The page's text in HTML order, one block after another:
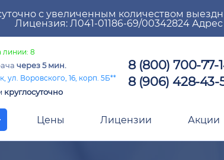
с увеличенным количеством
Лицензия: Л041-01186-69/00342824 Адрес
линии: 8
через 5 мин.
ул. Воровского, 16, корп. 5Б**
круглосуточно
8 (800) 700-77-
8 (906) 428-43-
Цены Лицензии Акции